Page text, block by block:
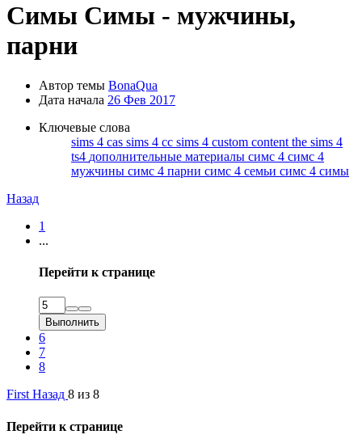
с
Симы Симы - мужчины,
парни
Автор темы BonaQua
Дата начала 26 Фев 2017
Ключевые слова
sims 4 cas sims 4 cc sims 4 custom content the sims 4
ts4 дополнительные материалы симс 4 симс 4
мужчины симс 4 парни симс 4 семьи симс 4 симы
Назад
1
...
Перейти к странице
Выполнить
6
7
8
First Назад 8 из 8
Перейти к странице